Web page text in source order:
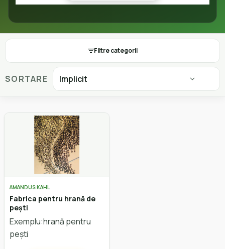
Filtre categorii
SORTARE
AMANDUS KAHL
Fabrica pentru hrană de
pești
Exemplu:hrană pentru
pești